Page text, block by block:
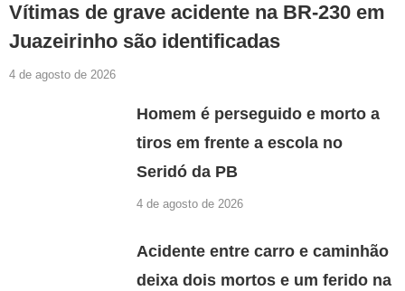
Vítimas de grave acidente na BR-230 em
Juazeirinho são identificadas
4 de agosto de 2026
Homem é perseguido e morto a
tiros em frente a escola no
Seridó da PB
4 de agosto de 2026
Acidente entre carro e caminhão
deixa dois mortos e um ferido na